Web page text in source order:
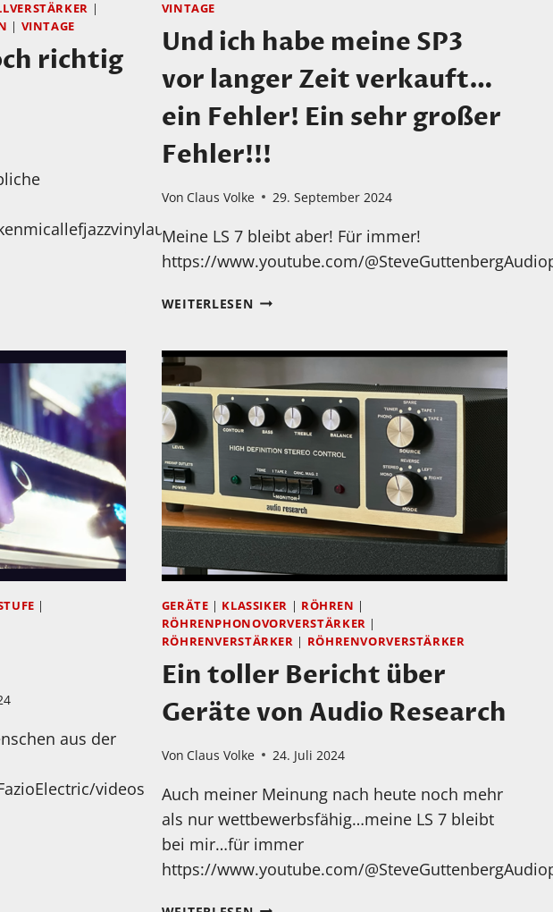
|
| VINTAGE
richtig
videos
VINTAGE
Und ich habe meine SP3
vor langer Zeit verkauft…
ein Fehler! Ein sehr großer
Fehler!!!
Von Claus Volke 29. September 2024
Meine LS 7 bleibt aber! Für immer!
https://www.youtube.com/
WEITERLESENUND
MEINE
VOR
LANGER
ZEIT
EIN
FEHLER!
EIN
SEHR
GROSSER F
EHLER!!!
|
aus der
videos
GERÄTE | KLASSIKER | RÖHREN |
RÖHRENPHONOVORVERSTÄRKER |
RÖHRENVERSTÄRKER | RÖHRENVORVERSTÄRKER
Ein toller Bericht über
Geräte von Audio Research
Von Claus Volke 24. Juli 2024
Auch meiner Meinung nach heute noch mehr
als nur wettbewerbsfähig…meine LS 7 bleibt
bei mir…für immer
https://www.youtube.com/
EIN